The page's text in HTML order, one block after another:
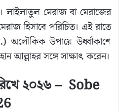
লাইলাতুল মেরাজ বা মেরাজের
হিসাবে পরিচিত। এই রাতে
অলৌকিক উপায়ে উর্ধ্বাকাশে
আল্লাহর সঙ্গে সাক্ষাৎ করেন।
২০২৬ – Sobe